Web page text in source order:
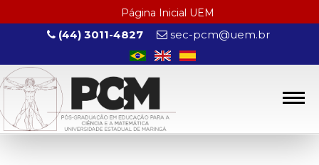
Página Inicial UEM
(44) 3011-4827 sec-pcm@uem.br